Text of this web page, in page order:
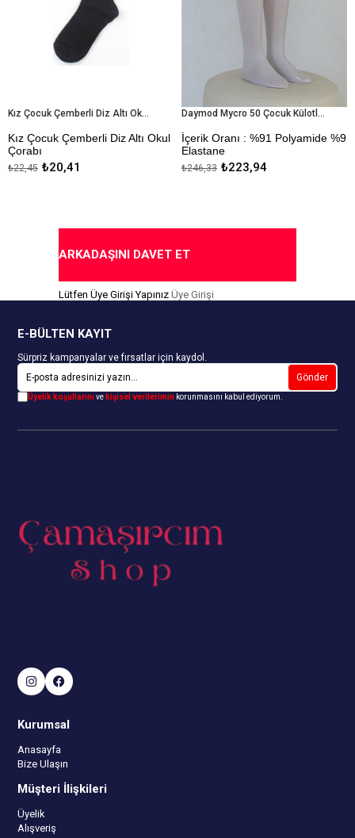
Kız Çocuk Çemberli Diz Altı Okul Çorabı
Kız Çocuk Çemberli Diz Altı Okul
Çorabı
Kapıda Ödeme Seçeneği
₺20,41
₺22,45
Daymod Mycro 50 Çocuk Külotlu Çorap
İçerik Oranı : %91 Polyamide %9
Elastane
Düz, mikro çocuk külotlu çorabı.
₺223,94
₺246,33
ARKADAŞINI DAVET ET
Lütfen Üye Girişi Yapınız Üye Girişi
E-BÜLTEN KAYIT
Sürpriz kampanyalar ve fırsatlar için kaydol.
Gönder
Üyelik koşullarınıve kişisel verilerimin korunmasını kabul ediyorum.
Kurumsal
Anasayfa
Bize Ulaşın
Müşteri İlişkileri
Üyelik
Alışveriş